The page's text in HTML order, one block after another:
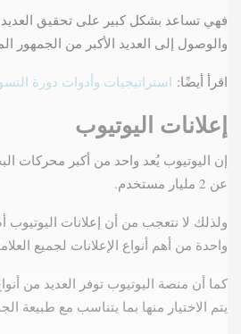
فهي تساعد بشكل كبير على تحقيق العديد
والوصول إلى العديد الأكبر من الجمهور
اقرأ أيضًا: استراتيجيات وأدوات دورة
إعلانات اليوتيوب
إن اليوتيوب يُعد واحد من أكبر محركات
عن 2 مليار مستخدم.
ولذلك لا نتعجب من أن إعلانات
واحدة من أهم أنواع الإعلانات لجميع
كما أن منصة اليوتيوب توفر العديد من
يتم الاختيار منها بما يتناسب مع طبيعة